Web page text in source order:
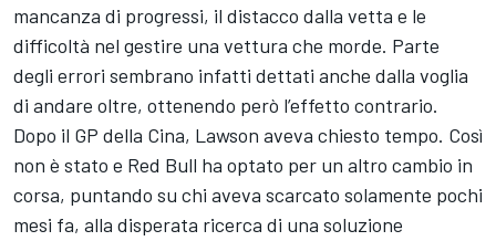
mancanza di progressi, il distacco dalla vetta e le
difficoltà nel gestire una vettura che morde. Parte
degli errori sembrano infatti dettati anche dalla voglia
di andare oltre, ottenendo però l’effetto contrario.
Dopo il GP della Cina, Lawson aveva chiesto tempo. Così
non è stato e Red Bull ha optato per un altro cambio in
corsa, puntando su chi aveva scarcato solamente pochi
mesi fa, alla disperata ricerca di una soluzione